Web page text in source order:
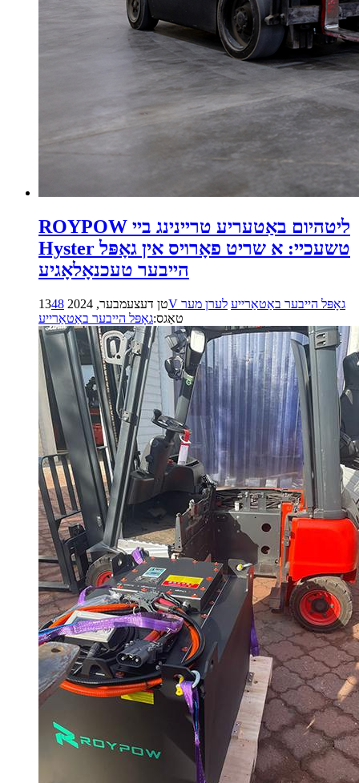
ROYPOW ליטהיום באַטעריע טריינינג ביי
Hyster טשעכיי: א שריט פאָרויס אין גאָפּל
הייבער טעכנאָלאָגיע
13טן דעצעמבער, 2024 48V גאָפּל הייבער באַטאַרייע לערן מער
טאַגס:גאָפּל הייבער באַטאַרייע